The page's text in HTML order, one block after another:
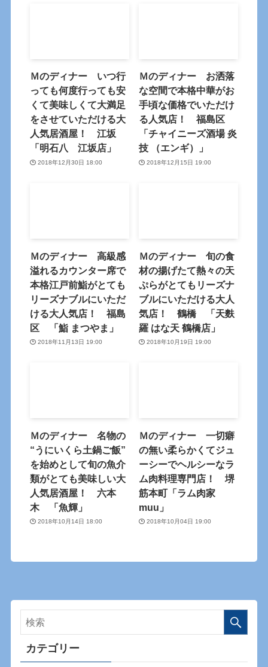
Ｍのディナー いつ行
っても何度行っても安
くて美味しくて大満足
をさせていただける大
人気居酒屋！ 江坂
「明石八 江坂店」
2018年12月30日 18:00
Ｍのディナー お洒落
な空間で本格中華がお
手頃な価格でいただけ
る人気店！ 福島区
「チャイニーズ酒場 炎
技 （エンギ）」
2018年12月15日 19:00
Ｍのディナー 高級感
溢れるカウンター席で
本格江戸前鮨がとても
リーズナブルにいただ
ける大人気店！ 福島
区 「鮨 まつやま」
2018年11月13日 19:00
Ｍのディナー 旬の食
材の揚げたて熱々の天
ぷらがとてもリーズナ
ブルにいただける大人
気店！ 鶴橋 「天麩
羅 はな天 鶴橋店」
2018年10月19日 19:00
Ｍのディナー 名物の
“うにいくら土鍋ご飯”
を始めとして旬の魚介
類がとても美味しい大
人気居酒屋！ 六本
木 「魚輝」
2018年10月14日 18:00
Ｍのディナー 一切癖
の無い柔らかくてジュ
ーシーでヘルシーなラ
ム肉料理専門店！ 堺
筋本町「ラム肉家
muu」
2018年10月04日 19:00
カテゴリー